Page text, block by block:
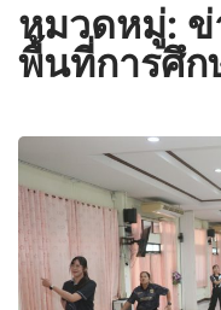
หมวดหมู่: ข่
พื้นที่การศึก